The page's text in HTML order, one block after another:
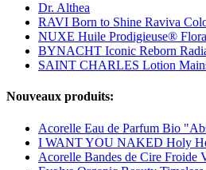
Dr. Althea
RAVI Born to Shine Raviva
NUXE Huile Prodigieuse®
BYNACHT Iconic Reborn
SAINT CHARLES Lotion
Nouveaux produits:
Acorelle Eau de Parfum Bio
I WANT YOU NAKED Holy
Acorelle Bandes de Cire Froide